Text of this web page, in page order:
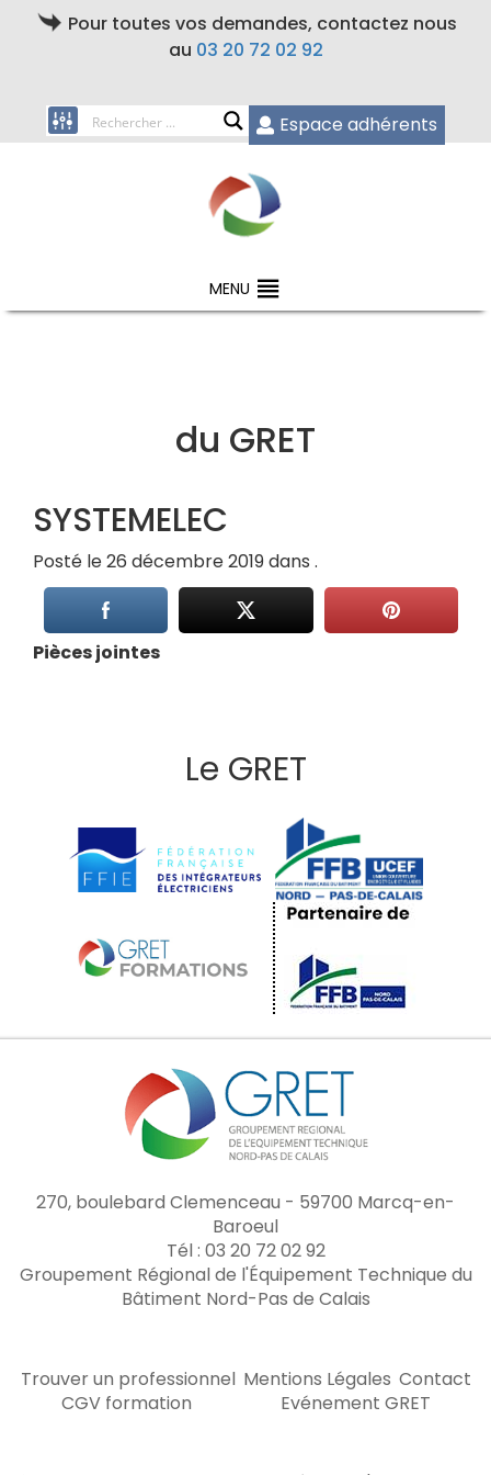
Pour toutes vos demandes, contactez nous
au 03 20 72 02 92
Espace adhérents
MENU
du GRET
SYSTEMELEC
Posté le 26 décembre 2019 dans .
Pièces jointes
Le GRET
270, boulebard Clemenceau - 59700 Marcq-en-
Baroeul
Tél : 03 20 72 02 92
Groupement Régional de l'Équipement Technique du
Bâtiment Nord-Pas de Calais
Trouver un professionnel Mentions Légales Contact
CGV formation
Evénement GRET